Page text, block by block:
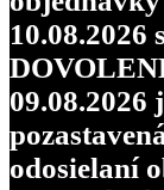
10.08.2026
09.08.2026
odosielaní